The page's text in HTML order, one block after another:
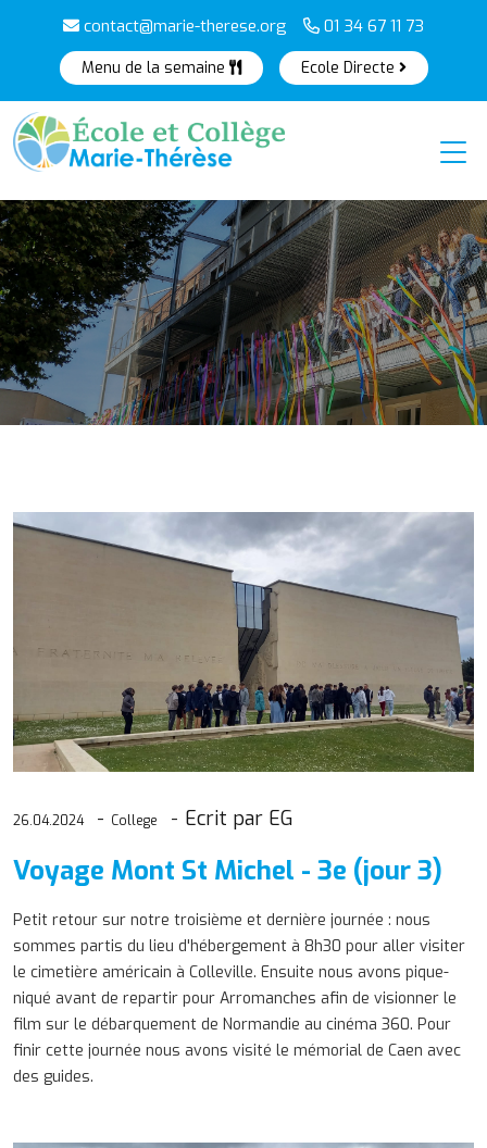
contact@marie-therese.org 01 34 67 11 73
Menu de la semaine Ecole Directe
26.04.2024 College Ecrit par EG
Voyage Mont St Michel - 3e (jour 3)
Petit retour sur notre troisième et dernière journée : nous
sommes partis du lieu d'hébergement à 8h30 pour aller visiter
le cimetière américain à Colleville. Ensuite nous avons pique-
niqué avant de repartir pour Arromanches afin de visionner le
film sur le débarquement de Normandie au cinéma 360. Pour
finir cette journée nous avons visité le mémorial de Caen avec
des guides.